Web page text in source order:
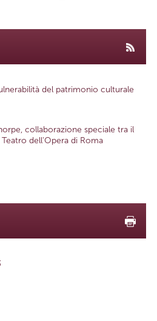
del patrimonio culturale
collaborazione speciale tra il
dell'Opera di Roma